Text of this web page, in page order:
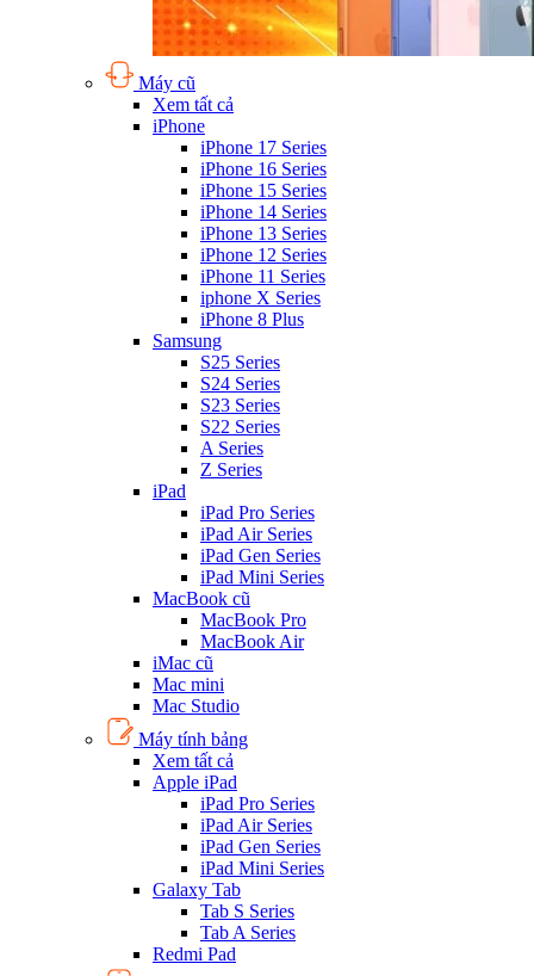
Máy cũ
Xem tất cả
iPhone
iPhone 17 Series
iPhone 16 Series
iPhone 15 Series
iPhone 14 Series
iPhone 13 Series
iPhone 12 Series
iPhone 11 Series
iphone X Series
iPhone 8 Plus
Samsung
S25 Series
S24 Series
S23 Series
S22 Series
A Series
Z Series
iPad
iPad Pro Series
iPad Air Series
iPad Gen Series
iPad Mini Series
MacBook cũ
MacBook Pro
MacBook Air
iMac cũ
Mac mini
Mac Studio
Máy tính bảng
Xem tất cả
Apple iPad
iPad Pro Series
iPad Air Series
iPad Gen Series
iPad Mini Series
Galaxy Tab
Tab S Series
Tab A Series
Redmi Pad